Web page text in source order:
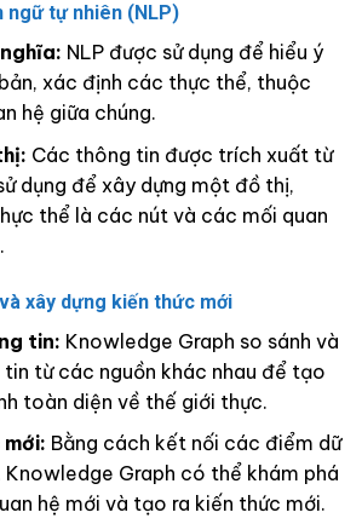
ngữ tự nhiên (NLP)
NLP được sử dụng để hiểu ý
xác định các thực thể, thuộc
hệ giữa chúng.
Các thông tin được trích xuất từ
dụng để xây dựng một đồ thị,
thể là các nút và các mối quan
xây dựng kiến thức mới
tin: Knowledge Graph so sánh và
từ các nguồn khác nhau để tạo
toàn diện về thế giới thực.
Bằng cách kết nối các điểm dữ
Knowledge Graph có thể khám phá
hệ mới và tạo ra kiến thức mới.